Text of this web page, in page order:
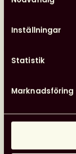
Inställningar
Statistik
Marknadsföring